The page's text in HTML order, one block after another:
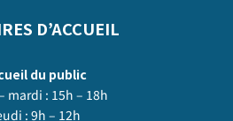
D’ACCUEIL
du public
mardi : 15h – 18h
: 9h – 12h